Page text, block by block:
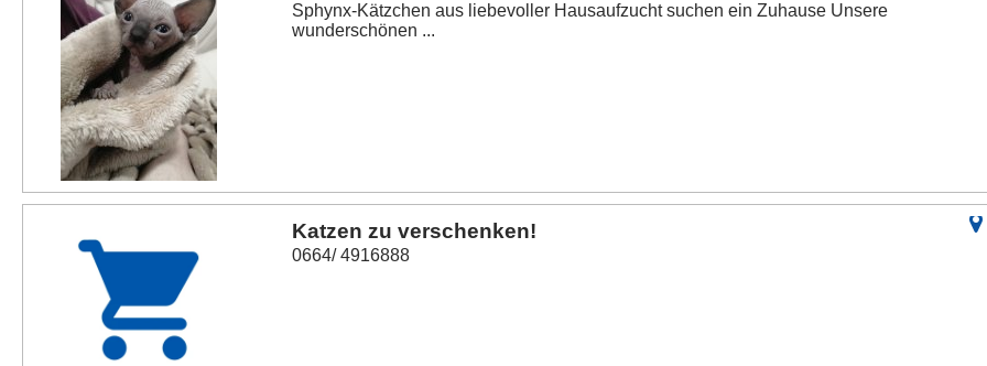
Sphynx-Kätzchen aus liebevoller Hausaufzucht suchen ein Zuhause Unsere
wunderschönen ...
Katzen zu verschenken!
0664/ 4916888